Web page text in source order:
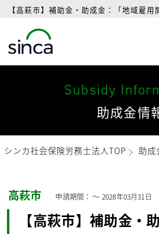
【高萩市】補助金・助成金：「地域雇
Subsidy
助成金情
シンカ社会保険労務士法人TOP 助成
高萩市 申請期間： 〜 2028年03月31日
【高萩市】補助金・